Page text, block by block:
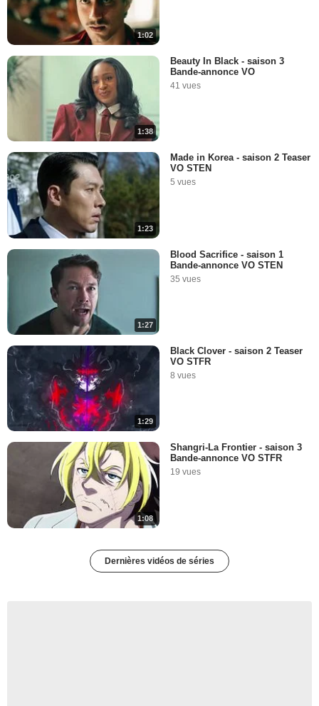
1:02
1:38
Beauty In Black - saison 3
Bande-annonce VO
41 vues
1:23
Made in Korea - saison 2 Teaser
VO STEN
5 vues
1:27
Blood Sacrifice - saison 1
Bande-annonce VO STEN
35 vues
1:29
Black Clover - saison 2 Teaser
VO STFR
8 vues
1:08
Shangri-La Frontier - saison 3
Bande-annonce VO STFR
19 vues
Dernières vidéos de séries